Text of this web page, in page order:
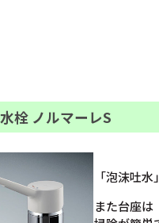
栓 ノルマーレS
「泡沫吐
また台座は